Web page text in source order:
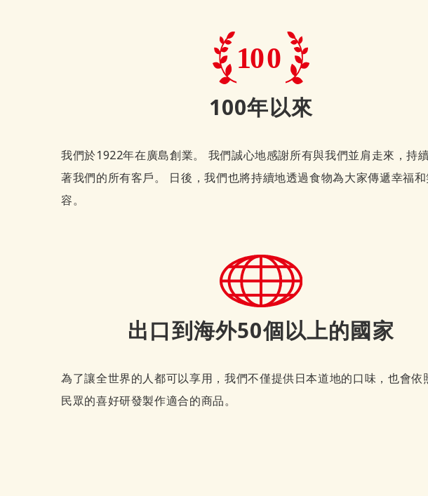
100年以來
我們於1922年在廣島創業。 我們誠心地感謝所有與我們並肩走來，持
著我們的所有客戶。 日後，我們也將持續地透過食物為大家傳遞幸福
容。
出口到海外50個以上的國家
為了讓全世界的人都可以享用，我們不僅提供日本道地的口味，也會依
民眾的喜好研發製作適合的商品。